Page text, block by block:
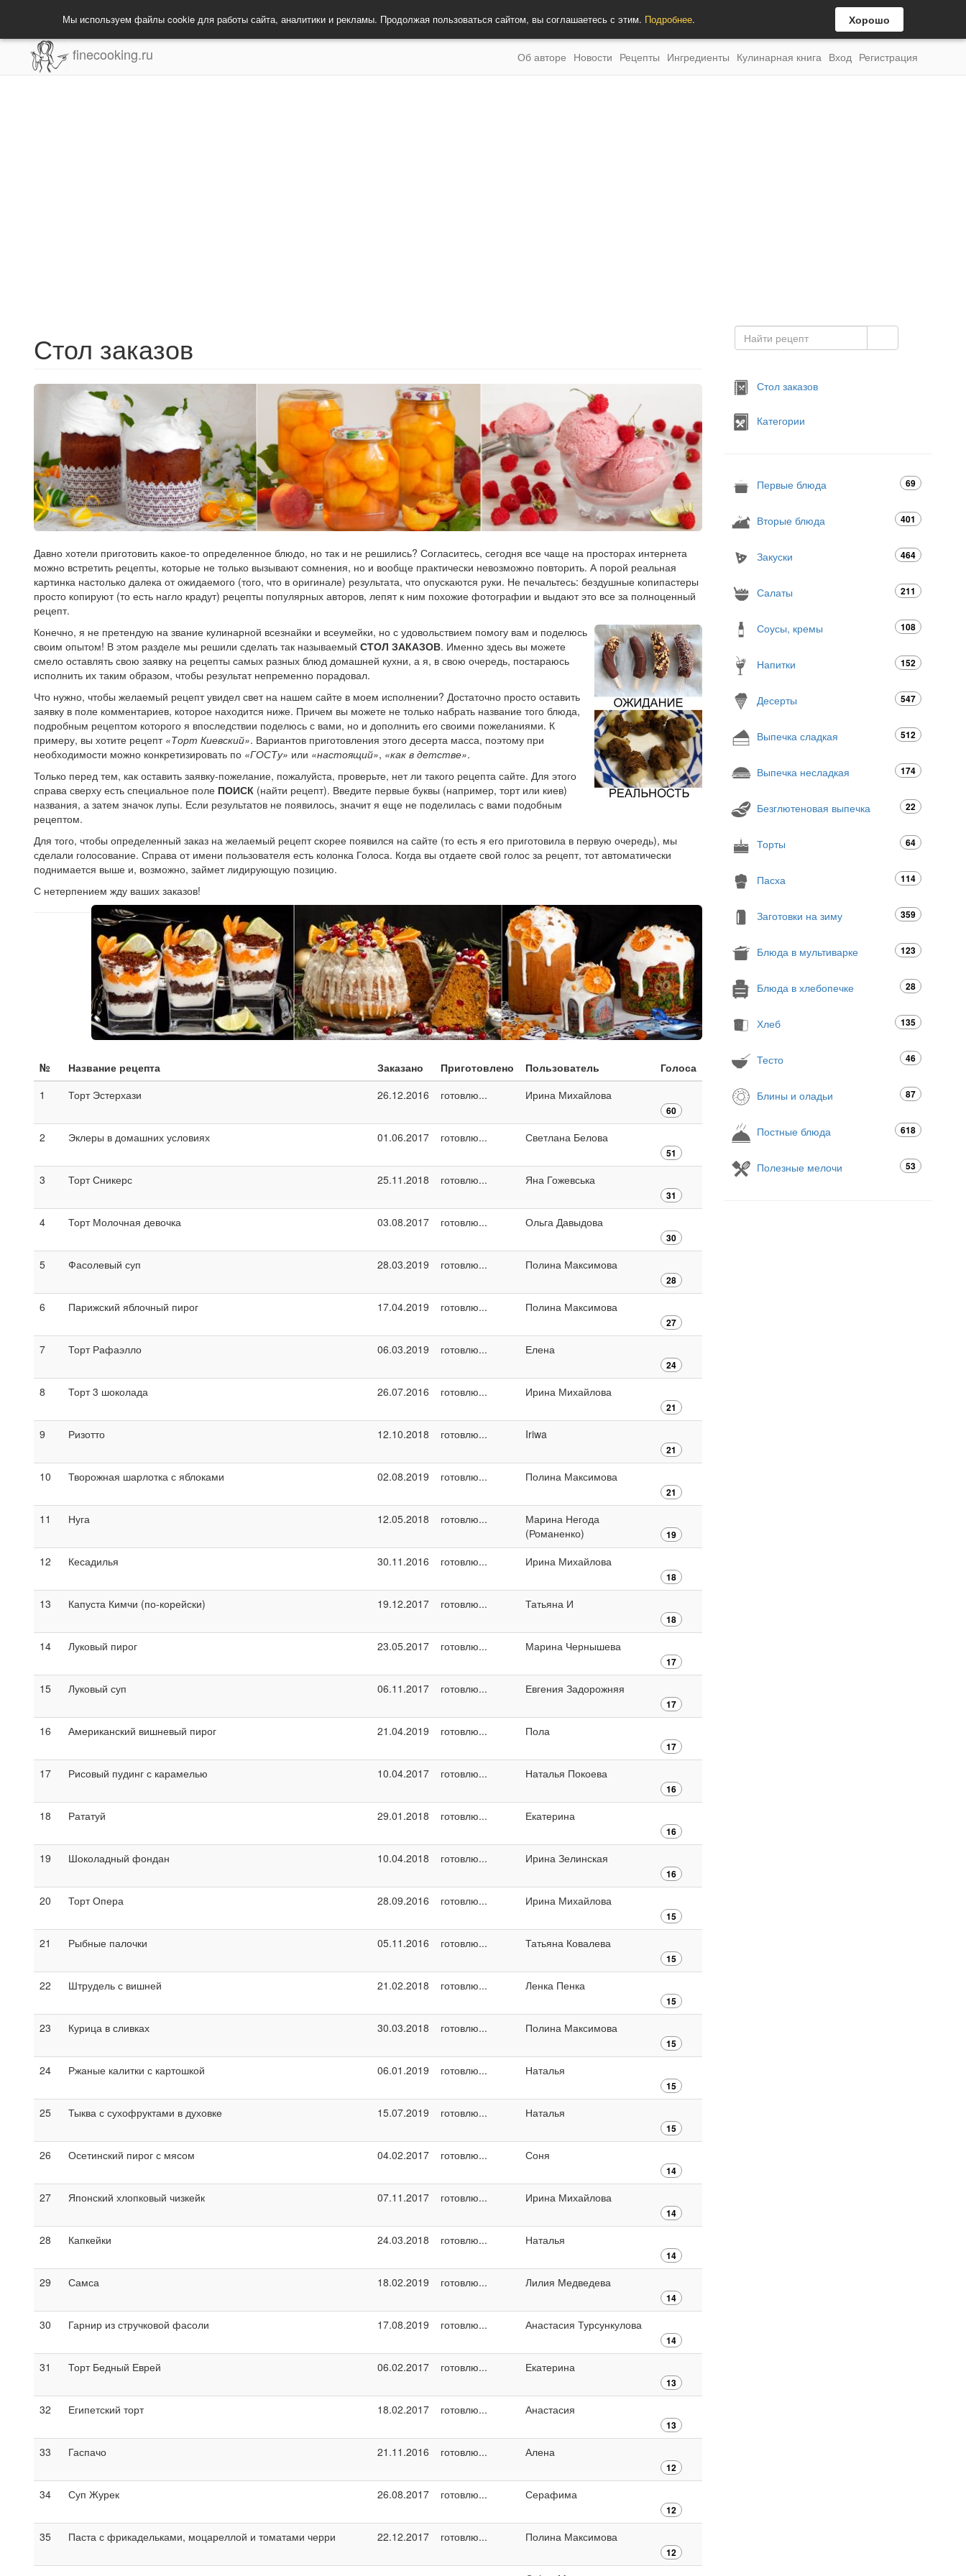
Мы используем файлы cookie для работы сайта, аналитики и рекламы. Продолжая пользоваться сайтом, вы соглашаетесь с этим. Подробнее. Хорошо
finecooking.ru Об авторе Новости Рецепты Ингредиенты Кулинарная книга Вход Регистрация
Стол заказов
Давно хотели приготовить какое-то определенное блюдо, но так и не решились? Согласитесь, сегодня все чаще на просторах интернета
можно встретить рецепты, которые не только вызывают сомнения, но и вообще практически невозможно повторить. А порой реальная
картинка настолько далека от ожидаемого (того, что в оригинале) результата, что опускаются руки. Не печальтесь: бездушные копипастеры
просто копируют (то есть нагло крадут) рецепты популярных авторов, лепят к ним похожие фотографии и выдают это все за полноценный
рецепт.
Конечно, я не претендую на звание кулинарной всезнайки и всеумейки, но с удовольствием помогу вам и поделюсь
своим опытом! В этом разделе мы решили сделать так называемый СТОЛ ЗАКАЗОВ. Именно здесь вы можете
смело оставлять свою заявку на рецепты самых разных блюд домашней кухни, а я, в свою очередь, постараюсь
исполнить их таким образом, чтобы результат непременно порадовал.
Что нужно, чтобы желаемый рецепт увидел свет на нашем сайте в моем исполнении? Достаточно просто оставить
заявку в поле комментариев, которое находится ниже. Причем вы можете не только набрать название того блюда,
подробным рецептом которого я впоследствии поделюсь с вами, но и дополнить его своими пожеланиями. К
примеру, вы хотите рецепт «Торт Киевский». Вариантов приготовления этого десерта масса, поэтому при
необходимости можно конкретизировать по «ГОСТу» или «настоящий», «как в детстве».
Только перед тем, как оставить заявку-пожелание, пожалуйста, проверьте, нет ли такого рецепта сайте. Для этого
справа сверху есть специальное поле ПОИСК (найти рецепт). Введите первые буквы (например, торт или киев)
названия, а затем значок лупы. Если результатов не появилось, значит я еще не поделилась с вами подобным
рецептом.
Для того, чтобы определенный заказ на желаемый рецепт скорее появился на сайте (то есть я его приготовила в первую очередь), мы
сделали голосование. Справа от имени пользователя есть колонка Голоса. Когда вы отдаете свой голос за рецепт, тот автоматически
поднимается выше и, возможно, займет лидирующую позицию.
С нетерпением жду ваших заказов!
№ Название рецепта Заказано Приготовлено Пользователь
Голоса
1
Торт Эстерхази 26.12.2016 готовлю... Ирина Михайлова
60
2 Эклеры в домашних условиях 01.06.2017 готовлю... Светлана Белова
51
3 Торт Сникерс 25.11.2018 готовлю... Яна Гожевська
31
4 Торт Молочная девочка 03.08.2017 готовлю... Ольга Давыдова
30
5 Фасолевый суп 28.03.2019 готовлю... Полина Максимова
28
6 Парижский яблочный пирог 17.04.2019 готовлю... Полина Максимова
27
7 Торт Рафаэлло 06.03.2019 готовлю... Елена
24
8 Торт 3 шоколада 26.07.2016 готовлю... Ирина Михайлова
21
9 Ризотто 12.10.2018 готовлю... Iriwa
21
10 Творожная шарлотка с яблоками 02.08.2019 готовлю... Полина Максимова
21
11 Нуга 12.05.2018 готовлю...
Марина Негода
(Романенко)
19
12 Кесадилья 30.11.2016 готовлю... Ирина Михайлова
18
13 Капуста Кимчи (по-корейски) 19.12.2017 готовлю... Татьяна И
18
14 Луковый пирог 23.05.2017 готовлю... Марина Чернышева
17
15 Луковый суп 06.11.2017 готовлю... Евгения Задорожняя
17
16 Американский вишневый пирог 21.04.2019 готовлю... Пола
17
17 Рисовый пудинг с карамелью 10.04.2017 готовлю... Наталья Покоева
16
18 Рататуй 29.01.2018 готовлю... Екатерина
16
19 Шоколадный фондан 10.04.2018 готовлю... Ирина Зелинская
16
20 Торт Опера 28.09.2016 готовлю... Ирина Михайлова
15
21 Рыбные палочки 05.11.2016 готовлю... Татьяна Ковалева
15
22 Штрудель с вишней 21.02.2018 готовлю... Ленка Пенка
15
23 Курица в сливках 30.03.2018 готовлю... Полина Максимова
15
24 Ржаные калитки с картошкой 06.01.2019 готовлю... Наталья
15
25 Тыква с сухофруктами в духовке 15.07.2019 готовлю... Наталья
15
26 Осетинский пирог с мясом 04.02.2017 готовлю... Соня
14
27 Японский хлопковый чизкейк 07.11.2017 готовлю... Ирина Михайлова
14
28 Капкейки 24.03.2018 готовлю... Наталья
14
29 Самса 18.02.2019 готовлю... Лилия Медведева
14
30 Гарнир из стручковой фасоли 17.08.2019 готовлю... Анастасия Турсункулова
14
31 Торт Бедный Еврей 06.02.2017 готовлю... Екатерина
13
32 Египетский торт 18.02.2017 готовлю... Анастасия
13
33 Гаспачо 21.11.2016 готовлю... Алена
12
34 Суп Журек 26.08.2017 готовлю... Серафима
12
35 Паста с фрикадельками, моцареллой и томатами черри 22.12.2017 готовлю... Полина Максимова
12
Стол заказов
Категории
Первые блюда 69
Вторые блюда 401
Закуски 464
Салаты 211
Соусы, кремы 108
Напитки 152
Десерты 547
Выпечка сладкая 512
Выпечка несладкая 174
Безглютеновая выпечка 22
Торты 64
Пасха 114
Заготовки на зиму 359
Блюда в мультиварке 123
Блюда в хлебопечке 28
Хлеб 135
Тесто 46
Блины и оладьи 87
Постные блюда 618
Полезные мелочи 53